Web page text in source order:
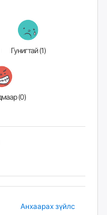
Гунигтай (1)
Үзэн ядмаар (0)
Анхаарах зүйлс